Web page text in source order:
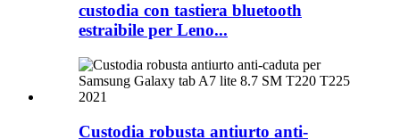
custodia con tastiera bluetooth
estraibile per Leno...
Custodia robusta antiurto anti-